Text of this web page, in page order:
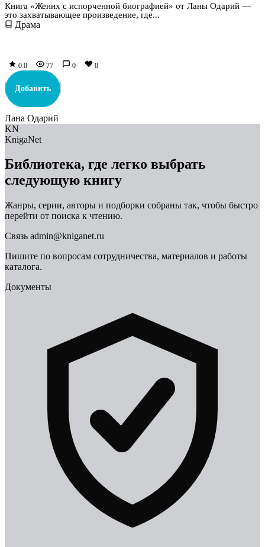
Книга «Жених с испорченной биографией» от Ланы Одарий —
это захватывающее произведение, где...
Драма
0.0 77 0 0
Добавить
Лана Одарий
KN
KnigaNet
Библиотека, где легко выбрать
следующую книгу
Жанры, серии, авторы и подборки собраны так, чтобы быстро
перейти от поиска к чтению.
Связь admin@kniganet.ru
Пишите по вопросам сотрудничества, материалов и работы
каталога.
Документы